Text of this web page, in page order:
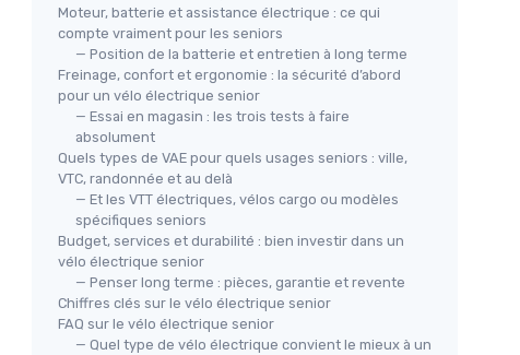
Moteur, batterie et assistance électrique : ce qui
compte vraiment pour les seniors
— Position de la batterie et entretien à long terme
Freinage, confort et ergonomie : la sécurité d’abord
pour un vélo électrique senior
— Essai en magasin : les trois tests à faire
absolument
Quels types de VAE pour quels usages seniors : ville,
VTC, randonnée et au delà
— Et les VTT électriques, vélos cargo ou modèles
spécifiques seniors
Budget, services et durabilité : bien investir dans un
vélo électrique senior
— Penser long terme : pièces, garantie et revente
Chiffres clés sur le vélo électrique senior
FAQ sur le vélo électrique senior
— Quel type de vélo électrique convient le mieux à un